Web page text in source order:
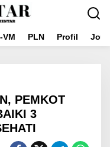
VM PLN Profil
PEMKOT
3